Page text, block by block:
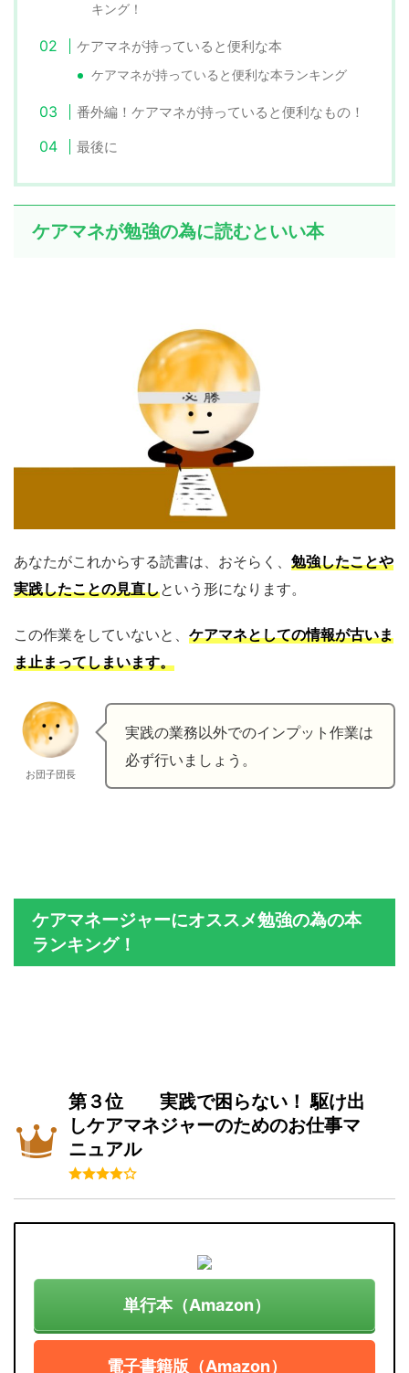
キング！
ケアマネが持っていると便利な本
ケアマネが持っていると便利な本ランキング
番外編！ケアマネが持っていると便利なもの！
最後に
ケアマネが勉強の為に読むといい本
あなたがこれからする読書は、おそらく、 勉強したことや
実践したことの見直しという形になります。
この作業をしていないと、 ケアマネとしての情報が古いま
ま止まってしまいます。
お団子団長
実践の業務以外でのインプット作業は
必ず行いましょう。
ケアマネージャーにオススメ勉強の為の本
ランキング！
第３位 実践で困らない！ 駆け出
しケアマネジャーのためのお仕事マ
ニュアル
単行本（Amazon）
電子書籍版（Amazon）